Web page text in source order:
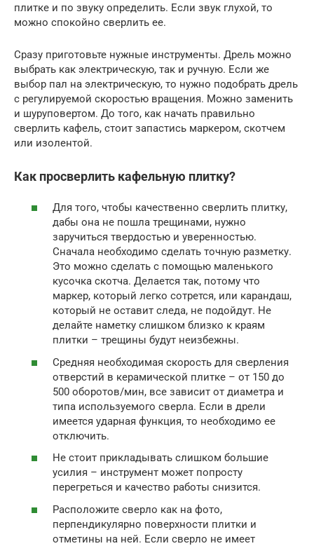
плитке и по звуку определить. Если звук глухой, то
можно спокойно сверлить ее.
Сразу приготовьте нужные инструменты. Дрель можно
выбрать как электрическую, так и ручную. Если же
выбор пал на электрическую, то нужно подобрать дрель
с регулируемой скоростью вращения. Можно заменить
и шуруповертом. До того, как начать правильно
сверлить кафель, стоит запастись маркером, скотчем
или изолентой.
Как просверлить кафельную плитку?
Для того, чтобы качественно сверлить плитку,
дабы она не пошла трещинами, нужно
заручиться твердостью и уверенностью.
Сначала необходимо сделать точную разметку.
Это можно сделать с помощью маленького
кусочка скотча. Делается так, потому что
маркер, который легко сотрется, или карандаш,
который не оставит следа, не подойдут. Не
делайте наметку слишком близко к краям
плитки – трещины будут неизбежны.
Средняя необходимая скорость для сверления
отверстий в керамической плитке – от 150 до
500 оборотов/мин, все зависит от диаметра и
типа используемого сверла. Если в дрели
имеется ударная функция, то необходимо ее
отключить.
Не стоит прикладывать слишком большие
усилия – инструмент может попросту
перегреться и качество работы снизится.
Расположите сверло как на фото,
перпендикулярно поверхности плитки и
отметины на ней. Если сверло не имеет